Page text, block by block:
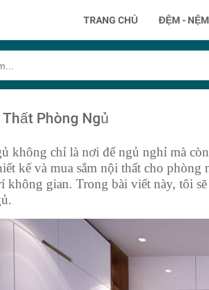
TRANG CHỦ ĐỆM - NỆM
Phòng Ngủ
không chỉ là nơi để ngủ nghỉ mà
kế và mua sắm nội thất cho
không gian. Trong bài viết này, tôi